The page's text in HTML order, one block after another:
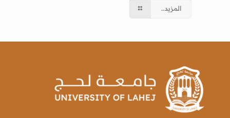
المزيد..